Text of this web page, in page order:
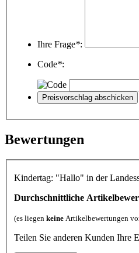
Ihre Frage*:
Code*:
Bewertungen
Kindertag: "Hallo" in der
Durchschnittliche
(es liegen keine Artikelbewertungen
Teilen Sie anderen Kunden Ihre